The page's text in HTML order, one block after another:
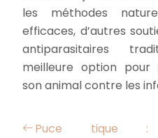
les méthodes
efficaces, d’autres
antiparasitaires
meilleure option
son animal contre les
Puce tique :